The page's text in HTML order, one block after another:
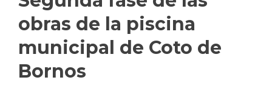
obras de la piscina
municipal de Coto de
Bornos